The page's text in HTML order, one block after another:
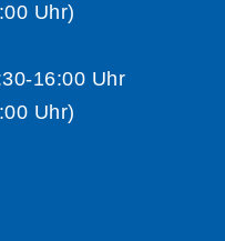
Uhr)
16:00 Uhr
Uhr)